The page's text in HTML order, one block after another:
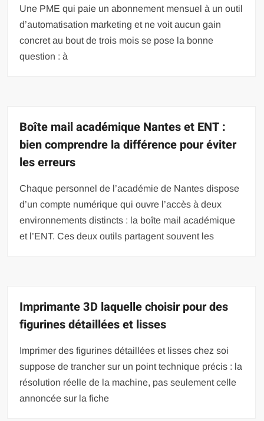
Une PME qui paie un abonnement mensuel à un outil
d’automatisation marketing et ne voit aucun gain
concret au bout de trois mois se pose la bonne
question : à
Boîte mail académique Nantes et ENT :
bien comprendre la différence pour éviter
les erreurs
Chaque personnel de l’académie de Nantes dispose
d’un compte numérique qui ouvre l’accès à deux
environnements distincts : la boîte mail académique
et l’ENT. Ces deux outils partagent souvent les
Imprimante 3D laquelle choisir pour des
figurines détaillées et lisses
Imprimer des figurines détaillées et lisses chez soi
suppose de trancher sur un point technique précis : la
résolution réelle de la machine, pas seulement celle
annoncée sur la fiche